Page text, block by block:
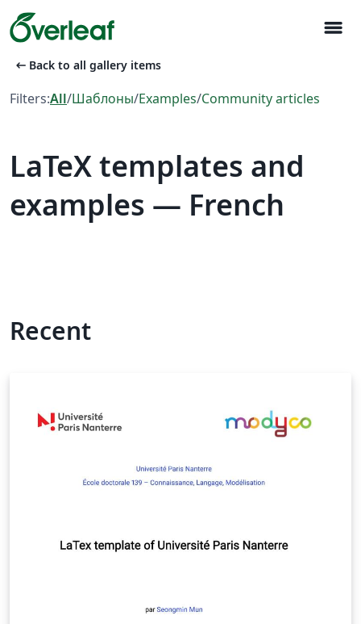
menu
arrow_left_alt Back to all gallery items
Filters:All/Шаблоны/Examples/Community articles
LaTeX templates and
examples — French
Recent